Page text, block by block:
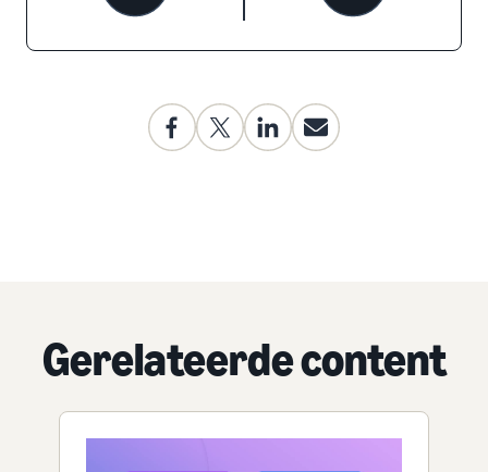
Gerelateerde content